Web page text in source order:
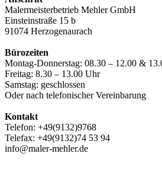
Malermeisterbetrieb Mehler GmbH
Einsteinstraße 15 b
91074 Herzogenaurach
Bürozeiten
Montag-Donnerstag: 08.30 – 12.00 &
Freitag: 8.30 – 13.00 Uhr
Samstag: geschlossen
Oder nach telefonischer Vereinbarung
Kontakt
Telefon: +49(9132)9768
Telefax: +49(9132)74 53 94
info@maler-mehler.de